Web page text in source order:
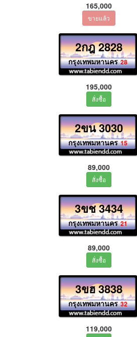
165,000
2กฎ 2828
กรุงเทพมหานคร 28
195,000
2ขน 3030
กรุงเทพมหานคร 15
89,000
3ขช 3434
กรุงเทพมหานคร 21
89,000
3ขฮ 3838
กรุงเทพมหานคร 32
119,000